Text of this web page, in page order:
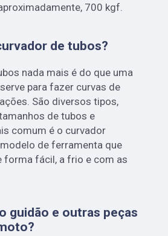
700 kgf.
de tubos?
nada mais é do que uma
para fazer curvas de
São diversos tipos,
de tubos e
comum é o curvador
de ferramenta que
forma fácil, a frio e com as
guidão e outras peças